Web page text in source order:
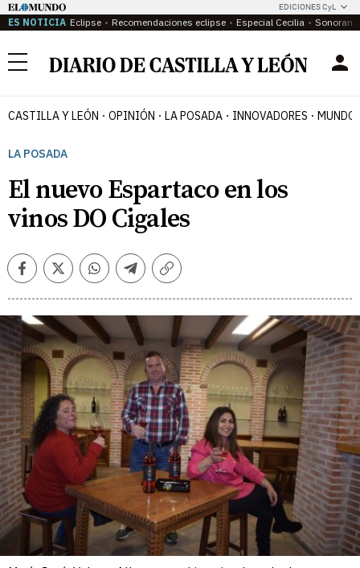
EDICIONES CyL
ES NOTICIA Eclipse Recomendaciones eclipse Especial Cecilia
Menú
CASTILLA Y LEÓN OPINIÓN LA POSADA INNOVADORES MUNDO
LA POSADA
El nuevo Espartaco en los
vinos DO Cigales
FacebookTwitterWhatsappTelegramCopiar